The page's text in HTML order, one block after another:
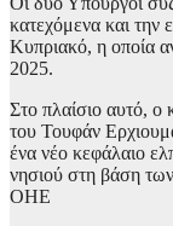
κατεχόμενα και την
Κυπριακό, η οποία
2025.
Στο πλαίσιο αυτό, ο
του Τουφάν
ένα νέο κεφάλαιο
νησιού στη βάση
ΟΗΕ